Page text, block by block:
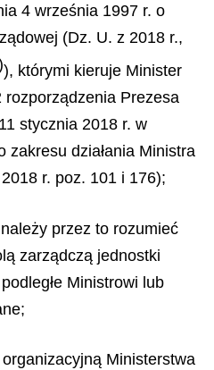
4 września 1997 r. o
(Dz. U. z 2018 r.,
), którymi kieruje Minister
Prezesa
stycznia 2018 r. w
zakresu działania Ministra
r. poz. 101 i 176);
przez to rozumieć
zarządczą jednostki
Ministrowi lub
Ministerstwa